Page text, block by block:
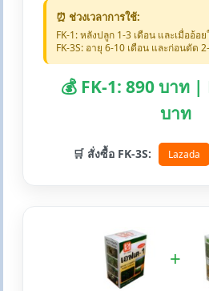
⏰ ช่วงเวลาการใช้:
FK-1: หลังปลูก 1-3 เดือน และเมื่ออ้อย
FK-3S: อายุ 6-10 เดือน และก่อนตัด
💰 FK-1: 890 บาท |
บาท
🛒 สั่งซื้อ FK-3S: Lazada
+